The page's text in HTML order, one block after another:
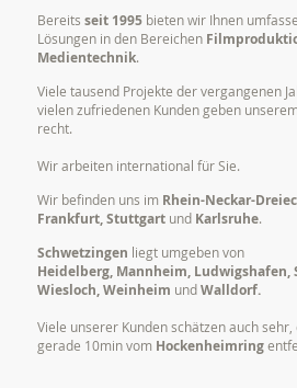
Postproduktion (Schnitt)
Bereits seit 1995 bieten wir Ihnen
Lösungen in den Bereichen
Medientechnik.
Viele tausend Projekte der vergangenen
vielen zufriedenen Kunden geben
recht.
Wir arbeiten international für Sie.
Wir befinden uns im Rhein-Neckar-
Frankfurt, Stuttgart und Karlsruhe.
Schwetzingen liegt umgeben von
Heidelberg, Mannheim, Ludwigshafen,
Wiesloch, Weinheim undWalldorf.
Viele unserer Kunden schätzen auch sehr,
gerade 10min vom Hockenheimring